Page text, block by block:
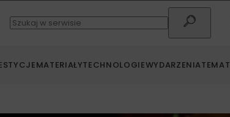
MATERIAŁYTECHNOLOGIEWYDARZENIA